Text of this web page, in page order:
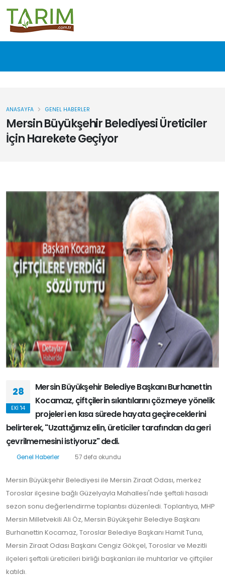
Mersin Büyükşehir Belediyesi Üreticiler
İçin Harekete Geçiyor
ANASAYFA GENEL HABERLER
28
EKI '14
Mersin Büyükşehir Belediye Başkanı Burhanettin
Kocamaz, çiftçilerin sıkıntılarını çözmeye yönelik
projeleri en kısa sürede hayata geçireceklerini
belirterek, "Uzattığımız elin, üreticiler tarafından da geri
çevrilmemesini istiyoruz" dedi.
Genel Haberler 57 defa okundu
Mersin Büyükşehir Belediyesi ile Mersin Ziraat Odası, merkez
Toroslar ilçesine bağlı Güzelyayla Mahallesi'nde şeftali hasadı
sezon sonu değerlendirme toplantısı düzenledi. Toplantıya, MHP
Mersin Milletvekili Ali Öz, Mersin Büyükşehir Belediye Başkanı
Burhanettin Kocamaz, Toroslar Belediye Başkanı Hamit Tuna,
Mersin Ziraat Odası Başkanı Cengiz Gökçel, Toroslar ve Mezitli
ilçeleri şeftali üreticileri birliği başkanları ile muhtarlar ve çiftçiler
katıldı.